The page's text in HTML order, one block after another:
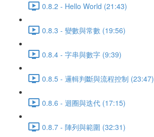
0.8.2 - Hello World (21:43)
0.8.3 - 變數與常數 (19:56)
0.8.4 - 字串與數字 (9:39)
0.8.5 - 邏輯判斷與流程控制 (23:47)
0.8.6 - 迴圈與迭代 (17:15)
0.8.7 - 陣列與範圍 (32:31)